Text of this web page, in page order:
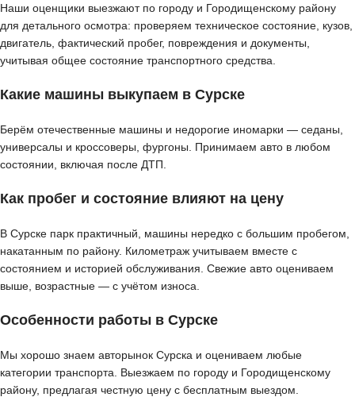
Наши оценщики выезжают по городу и Городищенскому району
для детального осмотра: проверяем техническое состояние, кузов,
двигатель, фактический пробег, повреждения и документы,
учитывая общее состояние транспортного средства.
Какие машины выкупаем в Сурске
Берём отечественные машины и недорогие иномарки — седаны,
универсалы и кроссоверы, фургоны. Принимаем авто в любом
состоянии, включая после ДТП.
Как пробег и состояние влияют на цену
В Сурске парк практичный, машины нередко с большим пробегом,
накатанным по району. Километраж учитываем вместе с
состоянием и историей обслуживания. Свежие авто оцениваем
выше, возрастные — с учётом износа.
Особенности работы в Сурске
Мы хорошо знаем авторынок Сурска и оцениваем любые
категории транспорта. Выезжаем по городу и Городищенскому
району, предлагая честную цену с бесплатным выездом.